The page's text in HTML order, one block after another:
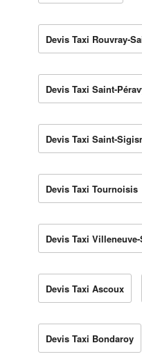
Devis Taxi Rouvray-
Devis Taxi Saint-
Devis Taxi Saint-
Devis Taxi Tournoisis
Devis Taxi
Devis Taxi Ascoux
Devis Taxi Bondaroy